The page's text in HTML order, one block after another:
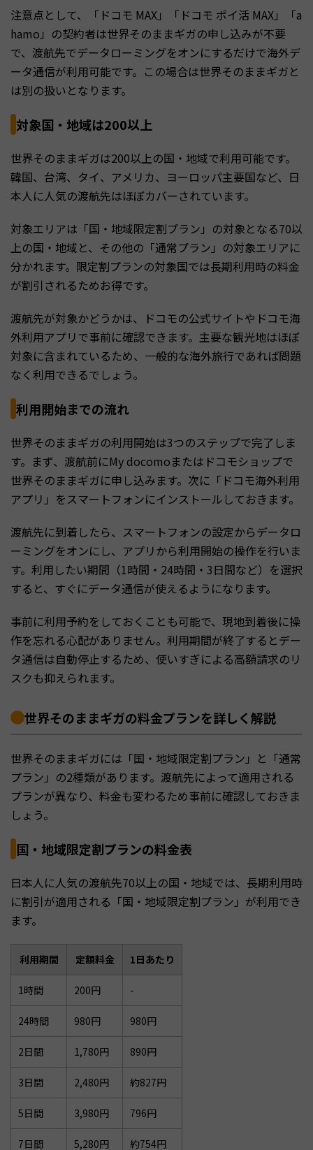
注意点として、「ドコモ MAX」「ドコモ ポイ活 MAX」「a
hamo」の契約者は世界そのままギガの申し込みが不要
で、渡航先でデータローミングをオンにするだけで海外デ
ータ通信が利用可能です。この場合は世界そのままギガと
は別の扱いとなります。
対象国・地域は200以上
世界そのままギガは200以上の国・地域で利用可能です。
韓国、台湾、タイ、アメリカ、ヨーロッパ主要国など、日
本人に人気の渡航先はほぼカバーされています。
対象エリアは「国・地域限定割プラン」の対象となる70以
上の国・地域と、その他の「通常プラン」の対象エリアに
分かれます。限定割プランの対象国では長期利用時の料金
が割引されるためお得です。
渡航先が対象かどうかは、ドコモの公式サイトやドコモ海
外利用アプリで事前に確認できます。主要な観光地はほぼ
対象に含まれているため、一般的な海外旅行であれば問題
なく利用できるでしょう。
利用開始までの流れ
世界そのままギガの利用開始は3つのステップで完了しま
す。まず、渡航前にMy docomoまたはドコモショップで
世界そのままギガに申し込みます。次に「ドコモ海外利用
アプリ」をスマートフォンにインストールしておきます。
渡航先に到着したら、スマートフォンの設定からデータロ
ーミングをオンにし、アプリから利用開始の操作を行いま
す。利用したい期間（1時間・24時間・3日間など）を選択
すると、すぐにデータ通信が使えるようになります。
事前に利用予約をしておくことも可能で、現地到着後に操
作を忘れる心配がありません。利用期間が終了するとデー
タ通信は自動停止するため、使いすぎによる高額請求のリ
スクも抑えられます。
世界そのままギガの料金プランを詳しく解説
世界そのままギガには「国・地域限定割プラン」と「通常
プラン」の2種類があります。渡航先によって適用される
プランが異なり、料金も変わるため事前に確認しておきま
しょう。
国・地域限定割プランの料金表
日本人に人気の渡航先70以上の国・地域では、長期利用時
に割引が適用される「国・地域限定割プラン」が利用でき
ます。
利用期間 定額料金 1日あたり
1時間 200円 -
24時間 980円 980円
2日間 1,780円 890円
3日間 2,480円 約827円
5日間 3,980円 796円
7日間 5,280円 約754円